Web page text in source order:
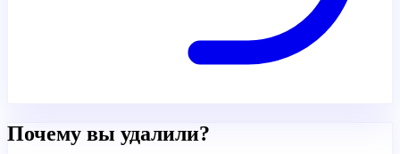
Почему вы удалили?